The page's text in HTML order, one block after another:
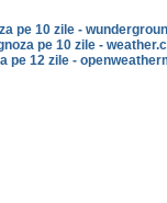
pe 10 zile -
pe 10 zile -
pe 12 zile -